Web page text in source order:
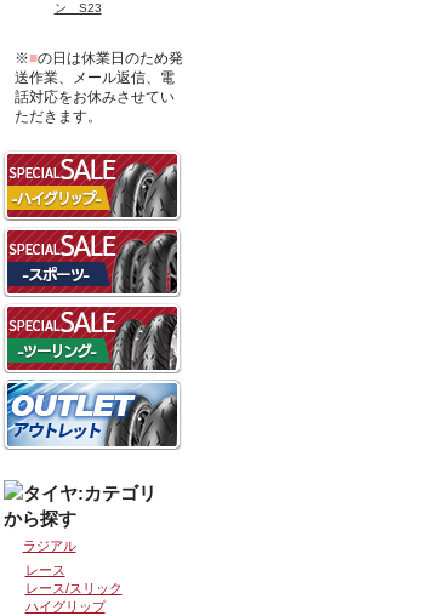
ン S23
※■の日は休業日のため発
送作業、メール返信、電
話対応をお休みさせてい
ただきます。
ラジアル
レース
レース/スリック
ハイグリップ